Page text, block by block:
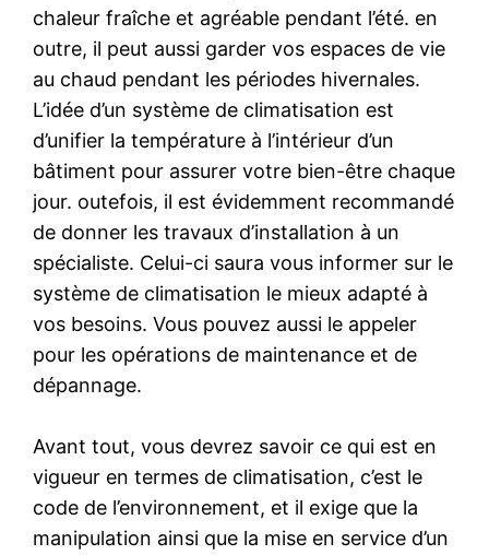
chaleur fraîche et agréable pendant l’été. en
outre, il peut aussi garder vos espaces de vie
au chaud pendant les périodes hivernales.
L’idée d’un système de climatisation est
d’unifier la température à l’intérieur d’un
bâtiment pour assurer votre bien-être chaque
jour. outefois, il est évidemment recommandé
de donner les travaux d’installation à un
spécialiste. Celui-ci saura vous informer sur le
système de climatisation le mieux adapté à
vos besoins. Vous pouvez aussi le appeler
pour les opérations de maintenance et de
dépannage.
Avant tout, vous devrez savoir ce qui est en
vigueur en termes de climatisation, c’est le
code de l’environnement, et il exige que la
manipulation ainsi que la mise en service d’un